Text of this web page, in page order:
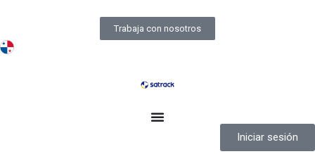
Trabaja con nosotros
Iniciar sesión